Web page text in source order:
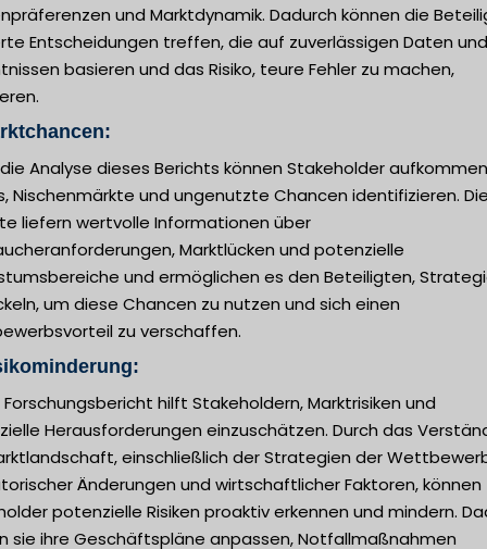
und Marktdynamik. Dadurch können die
Entscheidungen treffen, die auf zuverlässigen Daten und
basieren und das Risiko, teure Fehler zu machen,
Analyse dieses Berichts können Stakeholder
Nischenmärkte und ungenutzte Chancen identifizieren.
liefern wertvolle Informationen über
Marktlücken und potenzielle
und ermöglichen es den Beteiligten,
um diese Chancen zu nutzen und sich einen
zu verschaffen.
Forschungsbericht hilft Stakeholdern, Marktrisiken und
Herausforderungen einzuschätzen. Durch das
einschließlich der Strategien der
Änderungen und wirtschaftlicher Faktoren, können
potenzielle Risiken proaktiv erkennen und mindern.
sie ihre Geschäftspläne anpassen, Notfallmaßnahmen